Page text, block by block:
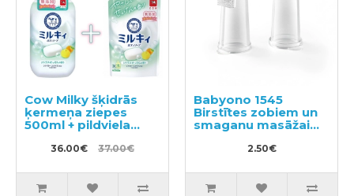
Cow Milky šķidrās
ķermeņa ziepes
500ml + pildviela
36.00€ 37.00€
Babyono 1545
Birstītes zobiem un
smaganu masāžai
2.50€